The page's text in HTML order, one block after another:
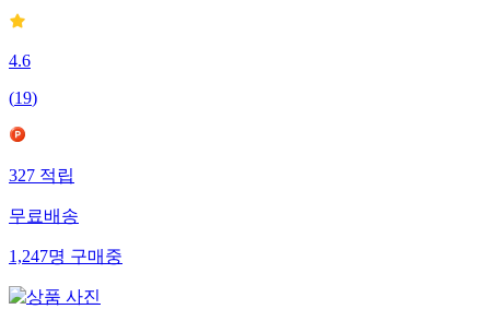
4.6
(19)
327적립
무료배송
1,247명구매중